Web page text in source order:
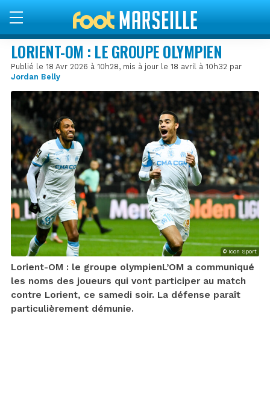
LORIENT-OM : LE GROUPE OLYMPIEN
Publié le 18 Avr 2026 à 10h28, mis à jour le 18 avril à 10h32 par
Jordan Belly
© Icon Sport
Lorient-OM : le groupe olympienL’OM a communiqué
les noms des joueurs qui vont participer au match
contre Lorient, ce samedi soir. La défense paraît
particulièrement démunie.